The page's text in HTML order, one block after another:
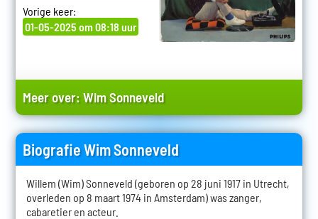
Vorige keer:
01-05-2025 om 08:18 uur
Meer over:Wim Sonneveld
Biografie Wim Sonneveld
Willem (Wim) Sonneveld (geboren op 28 juni 1917 in Utrecht,
overleden op 8 maart 1974 in Amsterdam) was zanger,
cabaretier en acteur.